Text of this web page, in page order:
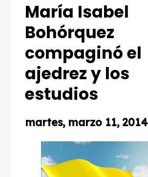
María Isabel
Bohórquez
compaginó el
ajedrez y los
estudios
martes, marzo 11, 2014